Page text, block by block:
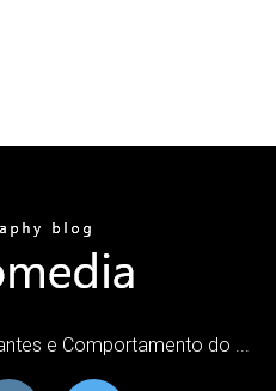
e Comportamento do ...